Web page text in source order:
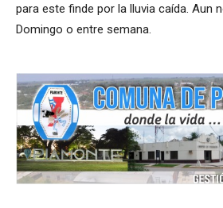
para este finde por la lluvia caída. Aun
Domingo o entre semana.